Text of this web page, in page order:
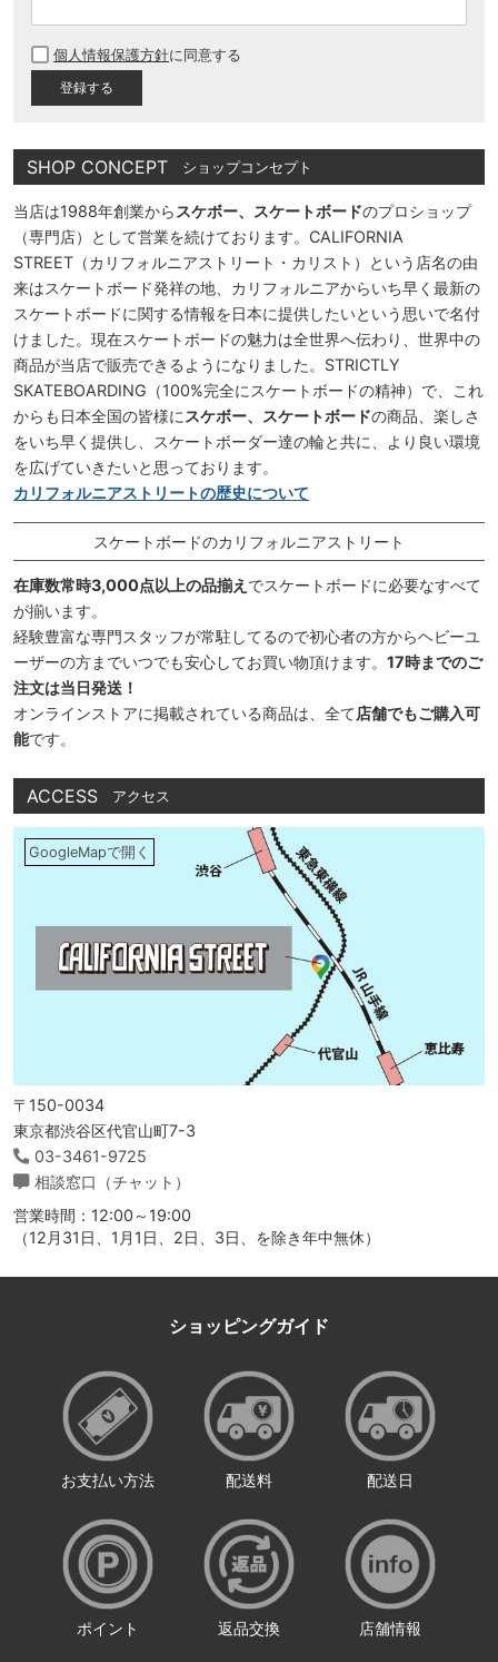
須
個人情報保護方針に同意する
SHOP CONCEPT ショップコンセプト
当店は1988年創業から スケボー、スケートボードのプロショップ
（専門店）として営業を続けております。CALIFORNIA
STREET（カリフォルニアストリート・カリスト）という店名の由
来はスケートボード発祥の地、カリフォルニアからいち早く最新の
スケートボードに関する情報を日本に提供したいという思いで名付
けました。現在スケートボードの魅力は全世界へ伝わり、世界中の
商品が当店で販売できるようになりました。STRICTLY
SKATEBOARDING（100%完全にスケートボードの精神）で、これ
からも日本全国の皆様に スケボー、スケートボードの商品、楽しさ
をいち早く提供し、スケートボーダー達の輪と共に、より良い環境
を広げていきたいと思っております。
カリフォルニアストリートの歴史について
スケートボードのカリフォルニアストリート
在庫数常時3,000点以上の品揃え でスケートボードに必要なすべて
が揃います。
経験豊富な専門スタッフが常駐してるので初心者の方からヘビーユ
ーザーの方までいつでも安心してお買い物頂けます。 17時までのご
注文は当日発送！
オンラインストアに掲載されている商品は、全て店舗でもご購入可
能です。
ACCESS アクセス
GoogleMapで開く
〒150-0034
東京都渋谷区代官山町7-3
03-3461-9725
相談窓口（チャット）
営業時間：12:00～19:00
（12月31日、1月1日、2日、3日、を除き年中無休）
ショッピングガイド
お支払い方法 配送料 配送日
ポイント 返品交換 店舗情報